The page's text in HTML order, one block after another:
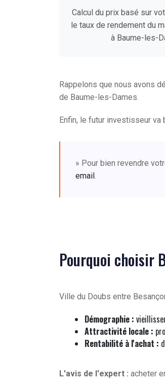
Calcul du prix basé sur
le taux de rendement du
à Baume-les-
Rappelons que nous avons
de Baume-les-Dames.
Enfin, le futur investisseur va
» Pour bien revendre
email.
Pourquoi choisir
Ville du Doubs entre
Démographie :
Attractivité locale :
Rentabilité à l'achat :
L'avis de l'expert : acheter